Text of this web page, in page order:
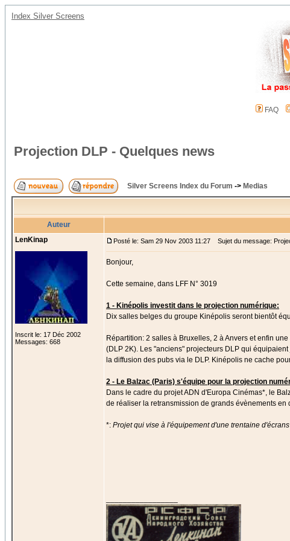
Index Silver Screens
FAQ
Projection DLP - Quelques news
Silver Screens Index du Forum -> Medias
Auteur
LenKinap
Inscrit le: 17 Déc 2002
Messages: 668
Posté le: Sam 29 Nov 2003 11:27 Sujet du message:
Bonjour,
Cette semaine, dans LFF N° 3019
1 - Kinépolis investit dans le projection numérique:
Dix salles belges du groupe Kinépolis seront bientôt
Répartition: 2 salles à Bruxelles, 2 à Anvers et enfin
(DLP 2K). Les "anciens" projecteurs DLP qui
la diffusion des pubs via le DLP. Kinépolis ne cache
2 - Le Balzac (Paris) s'équipe pour la projection
Dans le cadre du projet ADN d'Europa Cinémas*, le
de réaliser la retransmission de grands évènements en
*: Projet qui vise à l'équipement d'une trentaine